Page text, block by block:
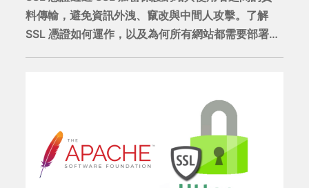
料傳輸，避免資訊外洩、竄改與中間人攻擊。了解
SSL 憑證如何運作，以及為何所有網站都需要部署